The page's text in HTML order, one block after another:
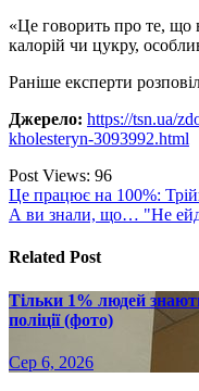
«Це говорить про те, що
калорій чи цукру,
Раніше експерти
Джерело: https://tsn.ua/
kholesteryn-3093992.html
Post Views: 96
Навігація
записів
Це працює на 100%:
А ви знали, що… "Не
Related Post
Тільки 1% людей
поліції (фото)
Сер 6, 2026